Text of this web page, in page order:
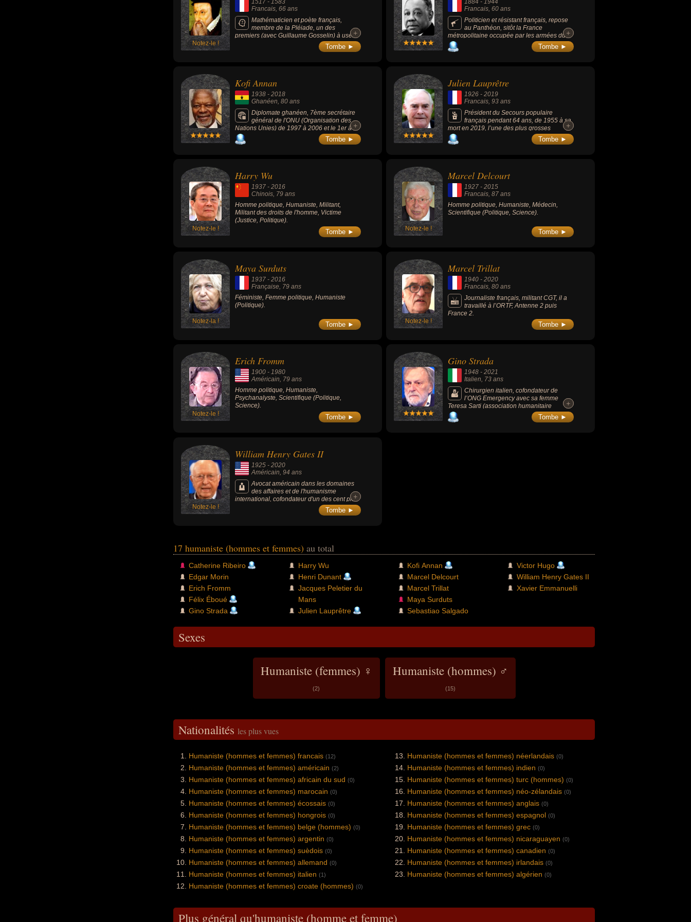
Notez-le !
Francais , 66 ans
Mathématicien et poète français,
membre de la Pléiade, un des
premiers (avec Guillaume Gosselin) à user
de lettres en algèbre pour résoudre les
systèmes d'équations linéaires. Préfigurant
immédiat de François Viète.
+
+
Tombe ►
Francais , 60 ans
Politicien et résistant français, repose
au Panthéon, sitôt la France
métropolitaine occupée par les armées du
IIIe Reich, étant le gouverneur du Tchad,
alors possession coloniale française, il range
+
+
Tombe ►
Kofi Annan
1938 - 2018
Ghanéen , 80 ans
Diplomate ghanéen, 7ème secrétaire
général de l'ONU (Organisation des
Nations Unies) de 1997 à 2006 et le 1er à
sortir des rangs du personnel de
l'organisation. Il reçoit le prix Nobel de la
+
+
Tombe ►
Julien Lauprêtre
1926 -2019
Francais , 93 ans
Président du Secours populaire
français pendant 64 ans, de 1955 à sa
mort en 2019, l’une des plus grosses
associations françaises depuis plus de 60
ans. Figure du milieu caritatif français, il était
+
+
Tombe ►
Notez-le !
Harry Wu
1937 - 2016
Chinois, 79 ans
Homme politique, Humaniste, Militant,
Militant des droits de l'homme, Victime
(Justice, Politique).
Tombe ► Notez-le !
Marcel Delcourt
1927 -2015
Francais, 87 ans
Homme politique, Humaniste, Médecin,
Scientifique (Politique, Science).
Tombe ►
Notez-la !
Maya Surduts
1937 - 2016
Française, 79 ans
Féministe, Femme politique, Humaniste
(Politique).
Tombe ► Notez-le !
Marcel Trillat
1940 -2020
Francais, 80 ans
Journaliste français, militant CGT, il a
travaillé à l’ORTF, Antenne 2 puis
France 2.
Tombe ►
Notez-le !
Erich Fromm
1900 - 1980
Américain, 79 ans
Homme politique, Humaniste,
Psychanalyste, Scientifique (Politique,
Science).
Tombe ►
Gino Strada
1948 -2021
Italien, 73 ans
Chirurgien italien, cofondateur de
l’ONG Emergency avec sa femme
Teresa Sarti (association humanitaire
internationale qui vient en aide aux victimes
civiles de guerre).
+
+
Tombe ►
Notez-le !
William Henry Gates II
1925 - 2020
Américain , 94 ans
Avocat américain dans les domaines
des affaires et de l'humanisme
international, cofondateur d'un des cent plus
importants et prestigieux cabinets d'avocat
des États-Unis. Philanthrope, il est le père de
Melinda-Gates fondée par son fils Bill et sa
belle-fille Melinda en 2000.
+
+
Tombe ►
17 humaniste (hommes et femmes) au total
Catherine Ribeiro
Edgar Morin
Erich Fromm
Félix Éboué
Gino Strada
Harry Wu
Henri Dunant
Jacques Peletier du
Mans
Julien Lauprêtre
Kofi Annan
Marcel Delcourt
Marcel Trillat
Maya Surduts
Sebastiao Salgado
Victor Hugo
William Henry Gates II
Xavier Emmanuelli
Sexes
Humaniste (femmes) ♀
(2)
Humaniste (hommes) ♂
(15)
Nationalités les plus vues
Humaniste (hommes et femmes) francais (12)
Humaniste (hommes et femmes) américain (2)
Humaniste (hommes et femmes) africain du sud (0)
Humaniste (hommes et femmes) marocain (0)
Humaniste (hommes et femmes) écossais (0)
Humaniste (hommes et femmes) hongrois (0)
Humaniste (hommes et femmes) belge (hommes) (0)
Humaniste (hommes et femmes) argentin (0)
Humaniste (hommes et femmes) suèdois (0)
Humaniste (hommes et femmes) allemand (0)
Humaniste (hommes et femmes) italien (1)
Humaniste (hommes et femmes) croate (hommes) (0)
Humaniste (hommes et femmes) néerlandais (0)
Humaniste (hommes et femmes) indien (0)
Humaniste (hommes et femmes) turc (hommes) (0)
Humaniste (hommes et femmes) néo-zélandais (0)
Humaniste (hommes et femmes) anglais (0)
Humaniste (hommes et femmes) espagnol (0)
Humaniste (hommes et femmes) grec (0)
Humaniste (hommes et femmes) nicaraguayen (0)
Humaniste (hommes et femmes) canadien (0)
Humaniste (hommes et femmes) irlandais (0)
Humaniste (hommes et femmes) algérien (0)
Plus général qu'humaniste (homme et femme)